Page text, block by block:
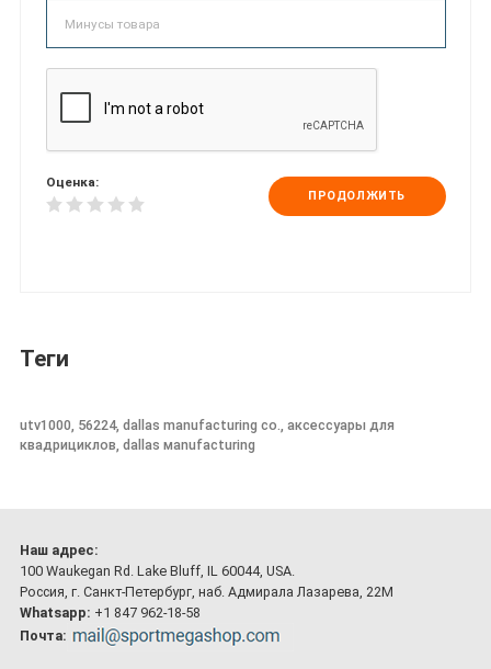
Оценка:
ПРОДОЛЖИТЬ
Теги
utv1000, 56224, dallas manufacturing co., аксессуары для
квадрициклов, dallas мanufacturing
Наш адрес:
100 Waukegan Rd. Lake Bluff, IL 60044, USA.
Россия, г. Санкт-Петербург, наб. Адмирала Лазарева, 22М
Whatsapp: +1 847 962-18-58
Почта: